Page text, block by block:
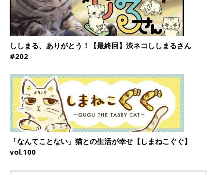
ししまる、ありがとう！【最終回】渋ネコししまるさん
#202
「なんてことない」猫との生活が幸せ【しまねこぐぐ】
vol.100